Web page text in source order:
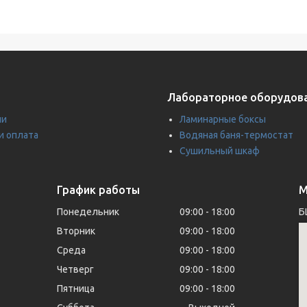
оплата
Лабораторное
Ламинарные боксы
Водяная баня-термостат
Сушильный шкаф
График работы
Понедельник 09:00
18:00
Вторник
09:00
18:00
Среда
09:00
18:00
Четверг
09:00
18:00
Пятница
09:00
18:00